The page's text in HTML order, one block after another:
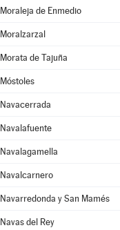
Moraleja de Enmedio
Moralzarzal
Morata de Tajuña
Móstoles
Navacerrada
Navalafuente
Navalagamella
Navalcarnero
Navarredonda y San Mamés
Navas del Rey